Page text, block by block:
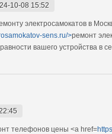
10-08 15:52
электросамокатов в
sens.ru/>ремонт
вашего устройства в
телефонов цены <a href=